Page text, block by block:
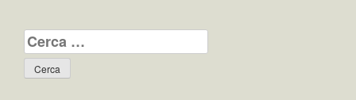
Cerca: